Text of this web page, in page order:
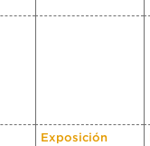
Exposición